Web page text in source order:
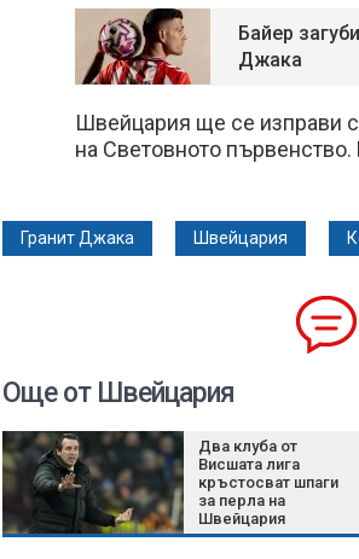
Байер
Джака
Швейцария ще се изправи
на Световното
Гранит Джака Швейцария
Още от Швейцария
Два клуба от
Висшата лига
кръстосват шпаги
за перла на
Швейцария